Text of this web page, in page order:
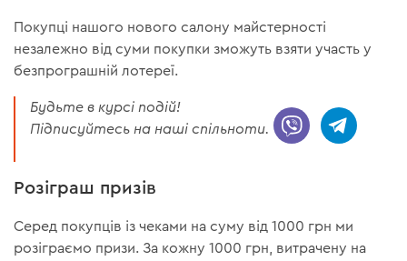
Покупці нашого нового салону майстерності
незалежно від суми покупки зможуть взяти участь у
безпрограшній лотереї.
Будьте в курсі подій!
Підписуйтесь на наші спільноти.
Розіграш призів
Серед покупців із чеками на суму від 1000 грн ми
розіграємо призи. За кожну 1000 грн, витрачену на